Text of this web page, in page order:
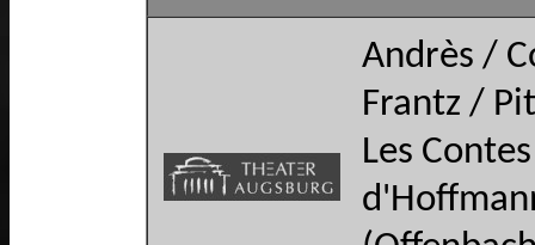
Andrès /
Frantz /
Les Contes